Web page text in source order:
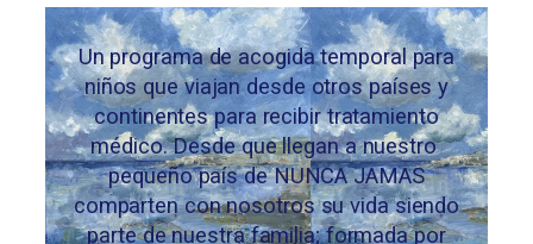
Un programa de acogida temporal para
niños que viajan desde otros países y
continentes para recibir tratamiento
médico. Desde que llegan a nuestro
pequeño país de NUNCA JAMAS
comparten con nosotros su vida siendo
parte de nuestra familia; formada por